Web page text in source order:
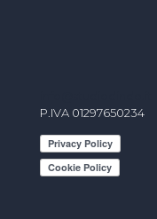
P.IVA 01297650234